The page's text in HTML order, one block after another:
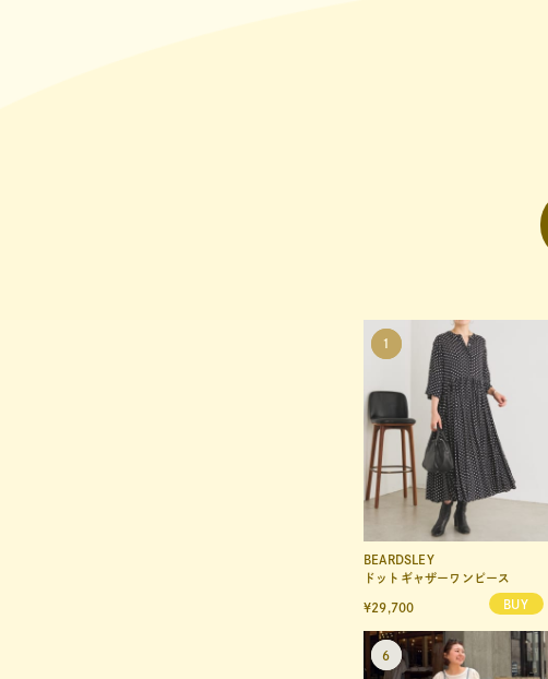
BEARDSLEY
ドットギャザーワンピース
¥29,700